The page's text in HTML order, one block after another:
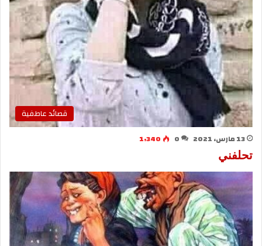
قصائد عاطفية
13 مارس، 2021 0
1٬340
تحلفني